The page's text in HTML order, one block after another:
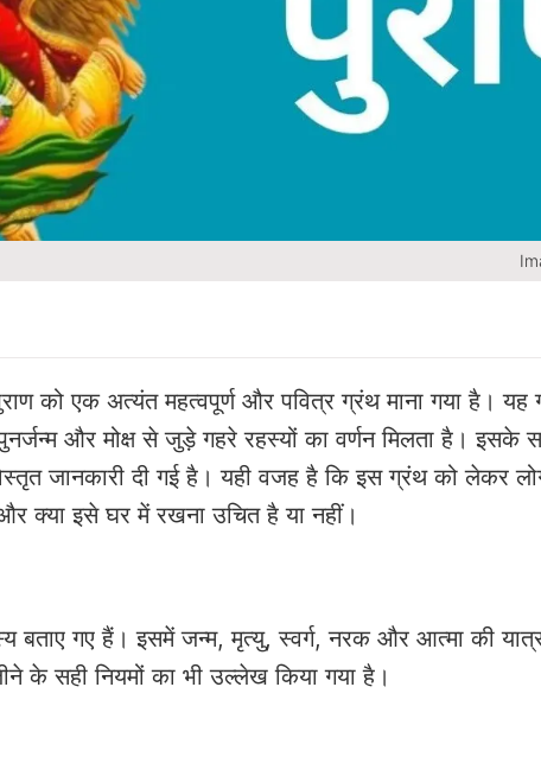
को एक अत्यंत महत्वपूर्ण और पवित्र ग्रंथ माना गया है। यह
और मोक्ष से जुड़े गहरे रहस्यों का वर्णन मिलता है। इसके
जानकारी दी गई है। यही वजह है कि इस ग्रंथ को लेकर
क्या इसे घर में रखना उचित है या नहीं।
गए हैं। इसमें जन्म, मृत्यु, स्वर्ग, नरक और आत्मा की
के सही नियमों का भी उल्लेख किया गया है।